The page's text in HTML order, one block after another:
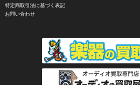
COMET（コメット）
Corfield（コーフィールド）
COSINA（コシナ）
COSMOS（コスモスインターナショナル）
特定商取引法に基づく表記
お問い合わせ